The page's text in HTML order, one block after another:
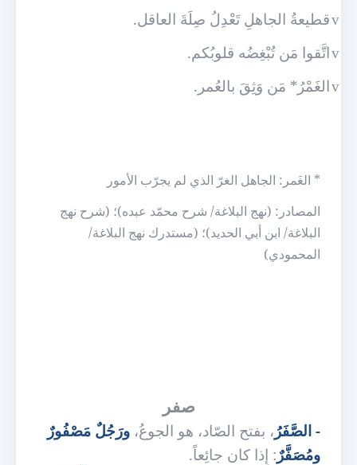
vقطيعةُ الجاهلِ تَعْدِلُ صِلَةَ العاقل.
vاتَّقوا مَن تُبْغِضُه قلوبُكم.
vالغَمْرُ* مَن وَثِقَ بالعُمر.
* الغَمر: الجاهل الغرّ الذي لم يجرّب الأمور
المصادر: (نهج البلاغة/ شرح محمّد عبده)؛ (شرح نهج
البلاغة/ ابن أبي الحديد)؛ (مستدرك نهج البلاغة/
المحمودي)
صفر
- الصَّفَرُ ، بفتح الصّاد، هو الجوعُ،ورَجُلٌ مَصْفُورٌ
ومُصَفَّرٌ : إِذا كان جائِعاً.